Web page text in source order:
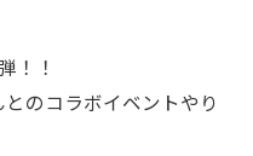
！！
のコラボイベントやり